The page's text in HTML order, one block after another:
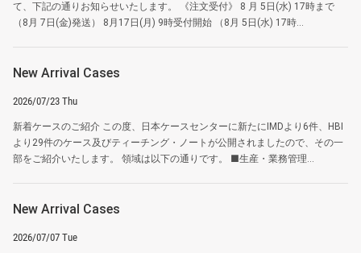
て、下記の通りお知らせいたします。 《注文受付》 8 月 5日(水) 17時まで
（8月 7日(金)発送） 8月17日(月) 9時受付開始 （8月 5日(水) 17時...
New Arrival Cases
2026/07/23 Thu
新着ケースのご紹介 この度、日本ケースセンターに新たにIMDより6件、HBI
より29件のケース及びティーチング・ノートが公開されましたので、その一
部をご紹介いたします。 領域は以下の通りです。 ■生産・業務管理...
New Arrival Cases
2026/07/07 Tue